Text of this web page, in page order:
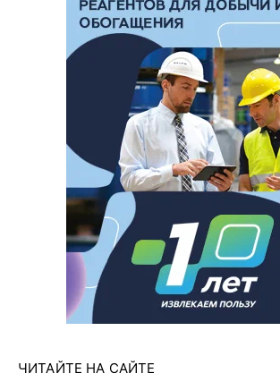
ЧИТАЙТЕ НА САЙТЕ